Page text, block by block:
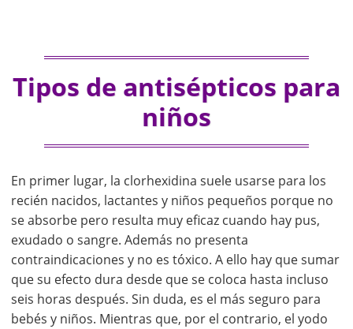
Tipos de antisépticos para
niños
En primer lugar, la clorhexidina suele usarse para los
recién nacidos, lactantes y niños pequeños porque no
se absorbe pero resulta muy eficaz cuando hay pus,
exudado o sangre. Además no presenta
contraindicaciones y no es tóxico. A ello hay que sumar
que su efecto dura desde que se coloca hasta incluso
seis horas después. Sin duda, es el más seguro para
bebés y niños. Mientras que, por el contrario, el yodo